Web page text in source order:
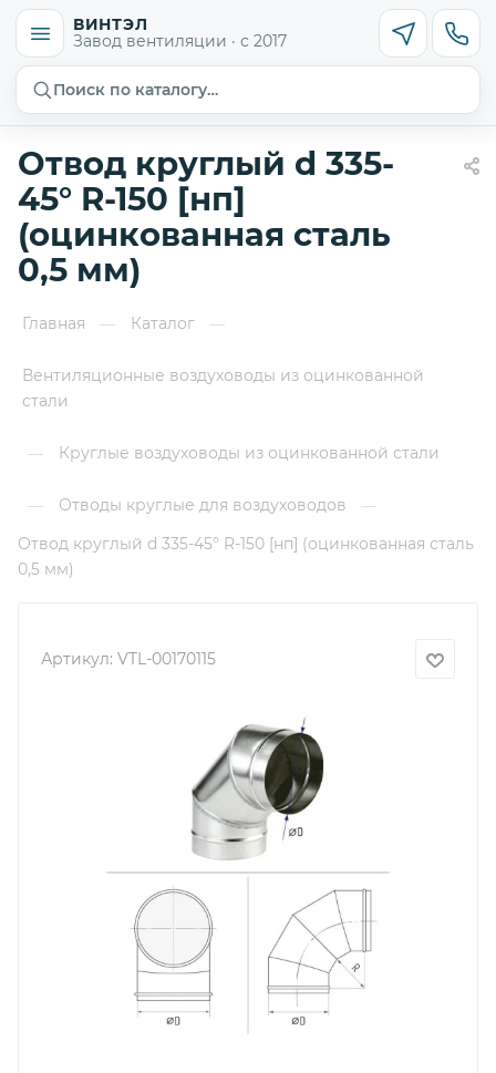
ВИНТЭЛ
Завод вентиляции · с 2017
Поиск по каталогу…
Отвод круглый d 335-
45° R-150 [нп]
(оцинкованная сталь
0,5 мм)
Главная — Каталог —
Вентиляционные воздуховоды из оцинкованной
стали
— Круглые воздуховоды из оцинкованной стали
— Отводы круглые для воздуховодов
—
Отвод круглый d 335-45° R-150 [нп] (оцинкованная сталь
0,5 мм)
Артикул: VTL-00170115